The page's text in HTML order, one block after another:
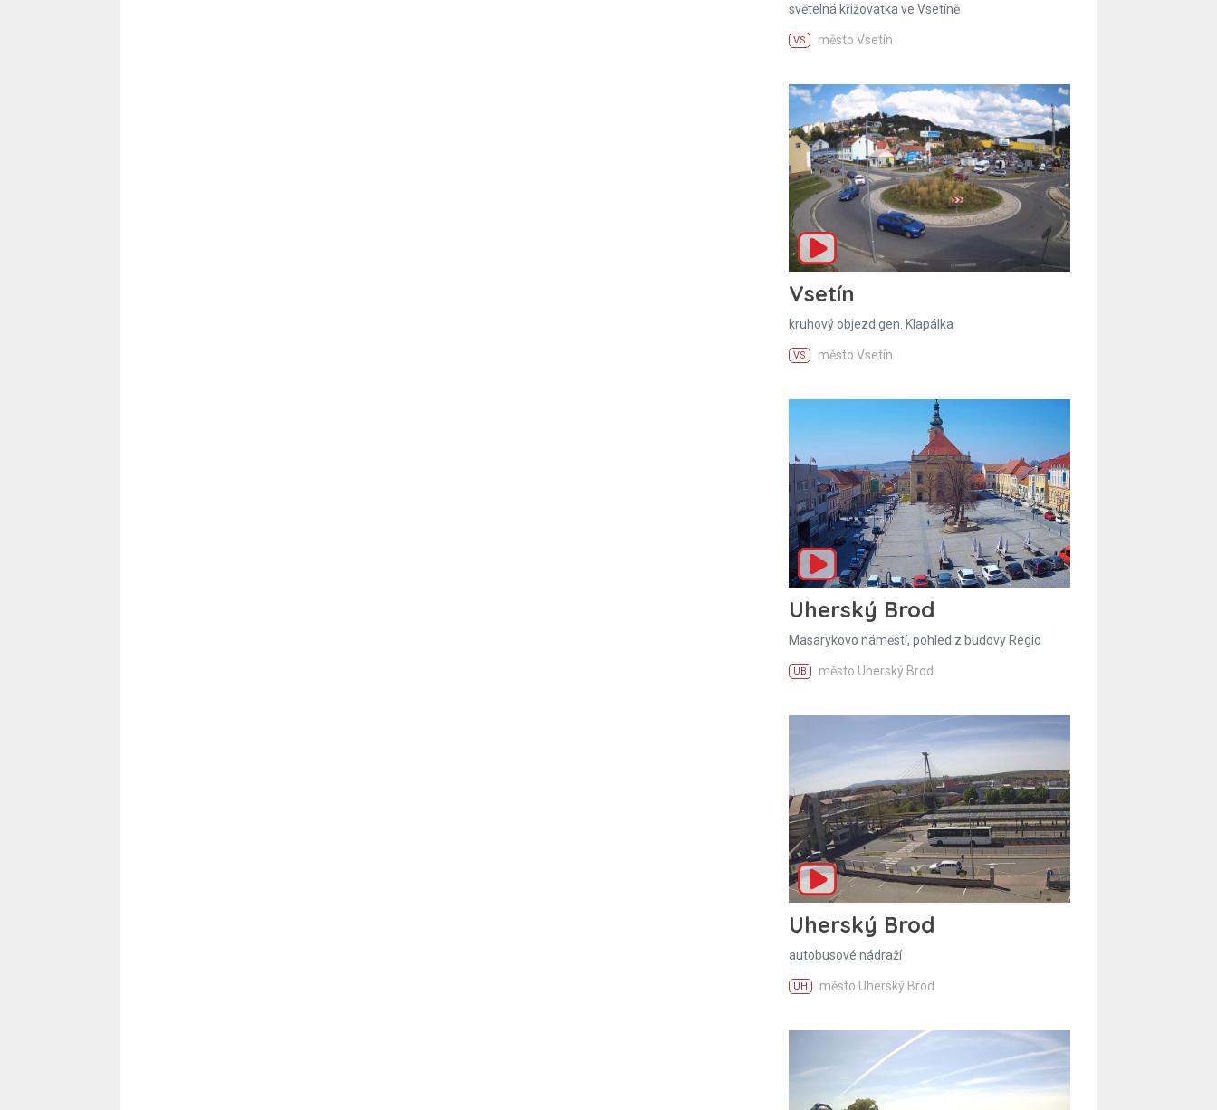
světelná křižovatka ve Vsetíně
VS město Vsetín
Vsetín
kruhový objezd gen. Klapálka
VS město Vsetín
Uherský Brod
Masarykovo náměstí, pohled z budovy Regio
UB město Uherský Brod
Uherský Brod
autobusové nádraží
UH město Uherský Brod